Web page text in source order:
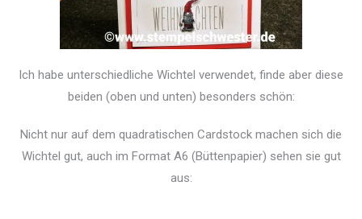
Ich habe unterschiedliche Wichtel verwendet, finde aber diese
beiden (oben und unten) besonders schön:
Nicht nur auf dem quadratischen Cardstock machen sich die
Wichtel gut, auch im Format A6 (Büttenpapier) sehen sie gut
aus: